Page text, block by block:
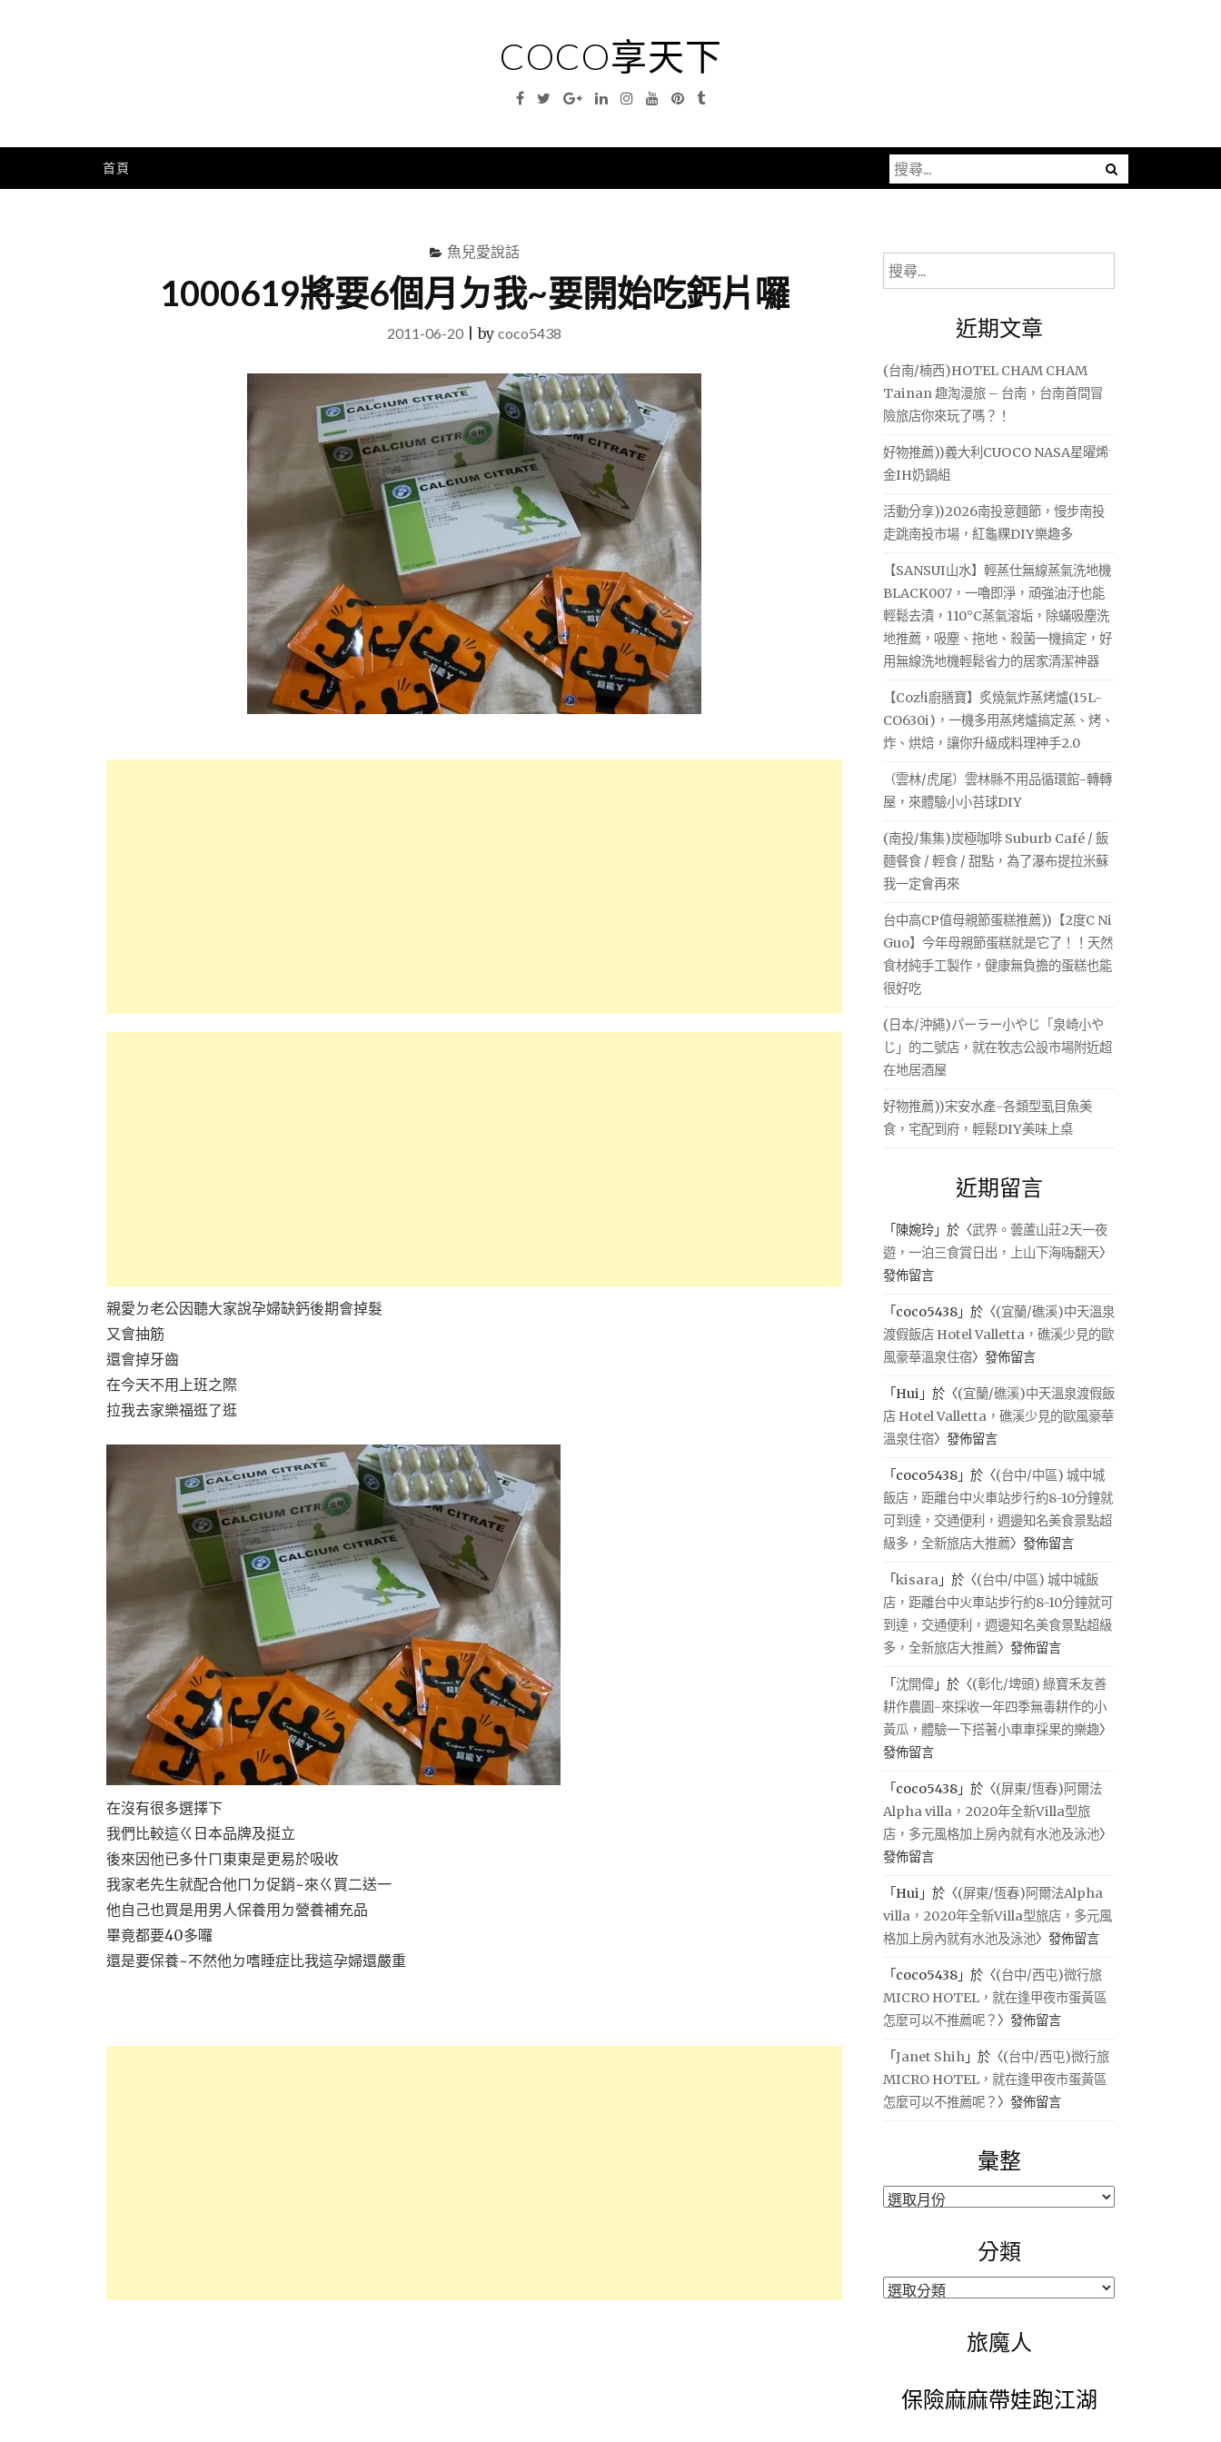
COCO享天下
Facebook
TwitterGoogleLinkedinInstagramYouTubePinterest
Tumblr
首頁
搜
尋
字:
魚兒愛說話
1000619將要6個月ㄉ我~要開始吃鈣片囉
2011-06-20 |by coco5438
親愛ㄉ老公因聽大家說孕婦缺鈣後期會掉髮
又會抽筋
還會掉牙齒
在今天不用上班之際
拉我去家樂福逛了逛
在沒有很多選擇下
我們比較這ㄍ日本品牌及挺立
後來因他已多什ㄇ東東是更易於吸收
我家老先生就配合他ㄇㄉ促銷~來ㄍ買二送一
他自己也買是用男人保養用ㄉ營養補充品
畢竟都要40多囉
還是要保養~不然他ㄉ嗜睡症比我這孕婦還嚴重
搜
尋
近期文章
(台南/楠西)HOTEL CHAM CHAM
Tainan 趣淘漫旅 – 台南，台南首間冒
險旅店你來玩了嗎？！
好物推薦))義大利CUOCO NASA星曜烯
金IH奶鍋組
活動分享))2026南投意麵節，慢步南投
走跳南投市場，紅龜粿DIY樂趣多
【SANSUI山水】輕蒸仕無線蒸氣洗地機
BLACK007，一嚕即淨，頑強油汙也能
輕鬆去漬，110°C蒸氣溶垢，除蟎吸塵洗
地推薦，吸塵、拖地、殺菌一機搞定，好
用無線洗地機輕鬆省力的居家清潔神器
【Coz!i廚膳寶】炙燒氣炸蒸烤爐(15L-
CO630i)，一機多用蒸烤爐搞定蒸、烤、
炸、烘焙，讓你升級成料理神手2.0
（雲林/虎尾）雲林縣不用品循環館-轉轉
屋，來體驗小小苔球DIY
(南投/集集)炭極咖啡 Suburb Café / 飯
麵餐食 / 輕食 / 甜點，為了瀑布提拉米蘇
我一定會再來
台中高CP值母親節蛋糕推薦))【2度C Ni
Guo】今年母親節蛋糕就是它了！！天然
食材純手工製作，健康無負擔的蛋糕也能
很好吃
(日本/沖繩)パーラー小やじ「泉崎小や
じ」的二號店，就在牧志公設市場附近超
在地居酒屋
好物推薦))宋安水產-各類型虱目魚美
食，宅配到府，輕鬆DIY美味上桌
近期留言
「 陳婉玲 」於〈武界。蕓蘆山莊2天一夜
遊，一泊三食賞日出，上山下海嗨翻天〉
發佈留言
「 coco5438 」於〈(宜蘭/礁溪)中天溫泉
渡假飯店 Hotel Valletta，礁溪少見的歐
風豪華溫泉住宿〉發佈留言
「Hui 」於〈(宜蘭/礁溪)中天溫泉渡假飯
店 Hotel Valletta，礁溪少見的歐風豪華
溫泉住宿〉發佈留言
「 coco5438 」於〈(台中/中區) 城中城
飯店，距離台中火車站步行約8-10分鐘就
可到達，交通便利，週邊知名美食景點超
級多，全新旅店大推薦〉發佈留言
「kisara 」於〈(台中/中區) 城中城飯
店，距離台中火車站步行約8-10分鐘就可
到達，交通便利，週邊知名美食景點超級
多，全新旅店大推薦〉發佈留言
「沈開偉 」於〈(彰化/埤頭) 綠寶禾友善
耕作農園-來採收一年四季無毒耕作的小
黃瓜，體驗一下搭著小車車採果的樂趣〉
發佈留言
「 coco5438 」於〈(屏東/恆春)阿爾法
Alpha villa，2020年全新Villa型旅
店，多元風格加上房內就有水池及泳池〉
發佈留言
「Hui 」於〈(屏東/恆春)阿爾法Alpha
villa，2020年全新Villa型旅店，多元風
格加上房內就有水池及泳池〉發佈留言
「 coco5438 」於〈(台中/西屯)微行旅
MICRO HOTEL，就在逢甲夜市蛋黃區
怎麼可以不推薦呢？ 〉發佈留言
「Janet Shih 」於〈(台中/西屯)微行旅
MICRO HOTEL，就在逢甲夜市蛋黃區
怎麼可以不推薦呢？ 〉發佈留言
彙整
彙
分類
分
旅魔人
保險麻麻帶娃跑江湖